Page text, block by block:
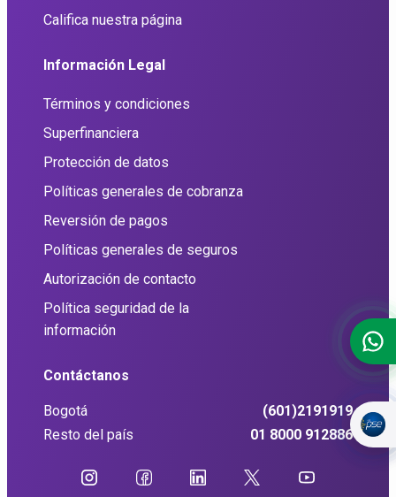
Califica nuestra página
Información Legal
Términos y condiciones
Superfinanciera
Protección de datos
Políticas generales de cobranza
Reversión de pagos
Políticas generales de seguros
Autorización de contacto
Política seguridad de la
información
Contáctanos
Bogotá
(601)2191919
Resto del país
01 8000 912886